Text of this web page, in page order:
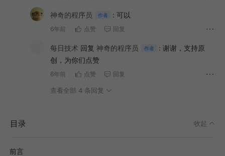
神奇的程序员 作者 : 可以
6年前 点赞 回复
每日技术 回复 神奇的程序员 作者 : 谢谢，支持原
创，为你们点赞
6年前 点赞 回复
查看全部 4 条回复
目录 收起
前言